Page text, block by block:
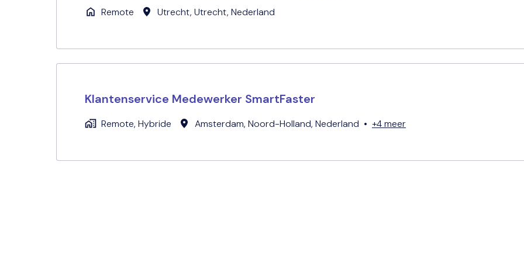
Remote Utrecht, Utrecht, Nederland
Klantenservice Medewerker SmartFaster
Remote, Hybride Amsterdam, Noord-Holland, Nederland • +4 meer